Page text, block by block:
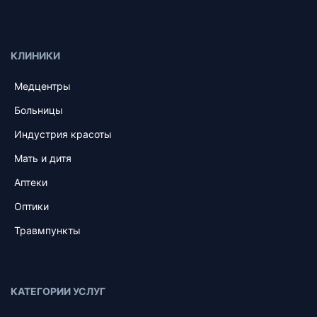
КЛИНИКИ
Медцентры
Больницы
Индустрия красоты
Мать и дитя
Аптеки
Оптики
Травмпункты
КАТЕГОРИИ УСЛУГ